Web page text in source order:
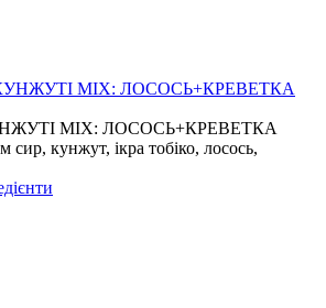
MIX: ЛОСОСЬ+КРЕВЕТКА
сир, кунжут, ікра тобіко, лосось,